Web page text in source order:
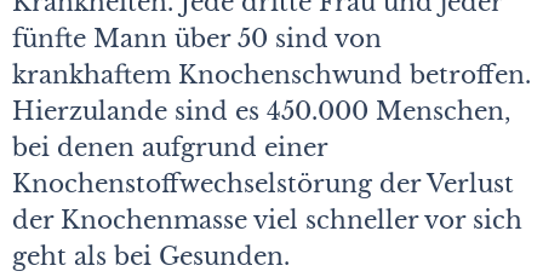
fünfte Mann über 50 sind von
krankhaftem Knochenschwund betroffen.
Hierzulande sind es 450.000 Menschen,
bei denen aufgrund einer
Knochenstoffwechselstörung der Verlust
der Knochenmasse viel schneller vor sich
geht als bei Gesunden.